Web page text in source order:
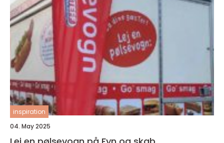
inspiration
04. May 2025